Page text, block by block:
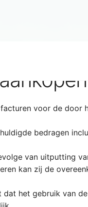
voor de door
bedragen
van uitputting
kan zij de
dat het gebruik van